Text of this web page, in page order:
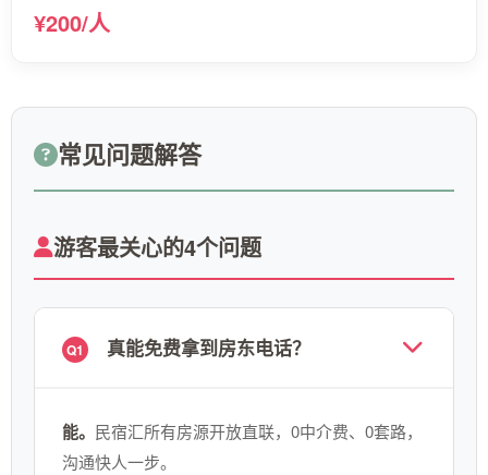
¥200/人
常见问题解答
游客最关心的4个问题
Q1 真能免费拿到房东电话？
能。 民宿汇所有房源开放直联，0中介费、0套路，
沟通快人一步。